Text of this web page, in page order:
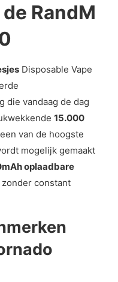
RandM
Disposable Vape
die vandaag de dag
15.000
van de hoogste
mogelijk gemaakt
oplaadbare
constant